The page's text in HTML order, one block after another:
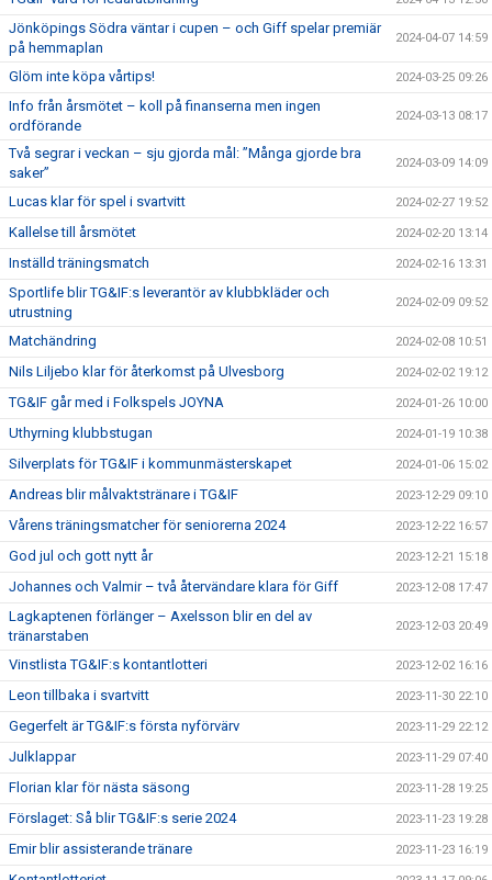
Jönköpings Södra väntar i cupen – och Giff spelar premiär
på hemmaplan
2024-04-07 14:59
Glöm inte köpa vårtips! 2024-03-25 09:26
Info från årsmötet – koll på finanserna men ingen
ordförande
2024-03-13 08:17
Två segrar i veckan – sju gjorda mål: ”Många gjorde bra
saker”
2024-03-09 14:09
Lucas klar för spel i svartvitt 2024-02-27 19:52
Kallelse till årsmötet 2024-02-20 13:14
Inställd träningsmatch 2024-02-16 13:31
Sportlife blir TG&IF:s leverantör av klubbkläder och
utrustning
2024-02-09 09:52
Matchändring 2024-02-08 10:51
Nils Liljebo klar för återkomst på Ulvesborg 2024-02-02 19:12
TG&IF går med i Folkspels JOYNA 2024-01-26 10:00
Uthyrning klubbstugan 2024-01-19 10:38
Silverplats för TG&IF i kommunmästerskapet 2024-01-06 15:02
Andreas blir målvaktstränare i TG&IF 2023-12-29 09:10
Vårens träningsmatcher för seniorerna 2024 2023-12-22 16:57
God jul och gott nytt år 2023-12-21 15:18
Johannes och Valmir – två återvändare klara för Giff 2023-12-08 17:47
Lagkaptenen förlänger – Axelsson blir en del av
tränarstaben
2023-12-03 20:49
Vinstlista TG&IF:s kontantlotteri 2023-12-02 16:16
Leon tillbaka i svartvitt 2023-11-30 22:10
Gegerfelt är TG&IF:s första nyförvärv 2023-11-29 22:12
Julklappar 2023-11-29 07:40
Florian klar för nästa säsong 2023-11-28 19:25
Förslaget: Så blir TG&IF:s serie 2024 2023-11-23 19:28
Emir blir assisterande tränare 2023-11-23 16:19